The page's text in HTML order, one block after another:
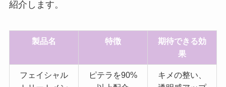
紹介します。
製品名 特徴
期待できる効
果
フェイシャル
ピテラを90%
キメの整い、